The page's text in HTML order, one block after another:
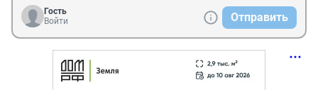
Гость
Войти
Отправить